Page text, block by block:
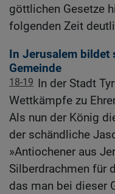
göttlichen Gesetze
folgenden Zeit
In Jerusalem bildet
Gemeinde
18-19 In der Stadt
Wettkämpfe zu
Als nun der König
der schändliche
»Antiochener aus
Silberdrachmen für
das man bei dieser